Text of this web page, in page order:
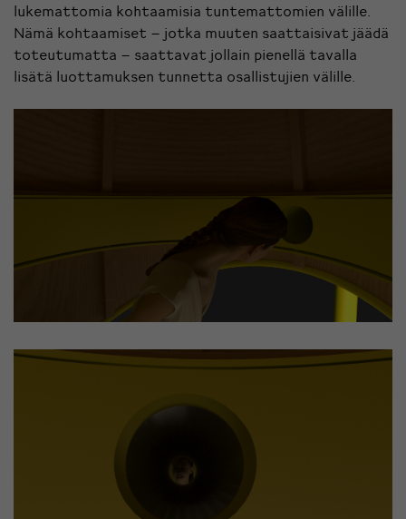
lukemattomia kohtaamisia tuntemattomien välille.
Nämä kohtaamiset – jotka muuten saattaisivat jäädä
toteutumatta – saattavat jollain pienellä tavalla
lisätä luottamuksen tunnetta osallistujien välille.